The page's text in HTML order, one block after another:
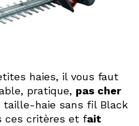
haies, il vous faut
pratique, pas cher
haie sans fil Black
ces critères et fait